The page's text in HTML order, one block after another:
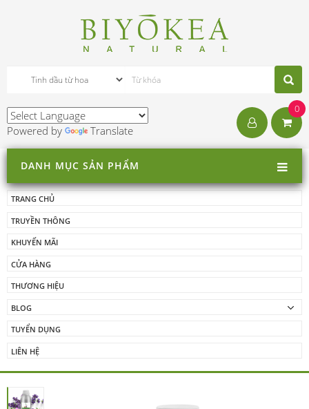
Powered by Translate
0
DANH MỤC SẢN PHẨM
TRANG CHỦ
TRUYỀN THÔNG
KHUYẾN MÃI
CỬA HÀNG
THƯƠNG HIỆU
BLOG
TUYỂN DỤNG
LIÊN HỆ